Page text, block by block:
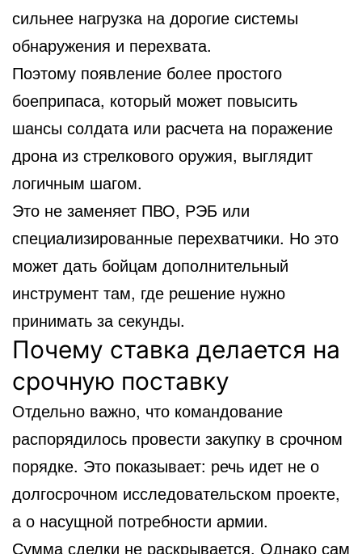
сильнее нагрузка на дорогие системы
обнаружения и перехвата.
Поэтому появление более простого
боеприпаса, который может повысить
шансы солдата или расчета на поражение
дрона из стрелкового оружия, выглядит
логичным шагом.
Это не заменяет ПВО, РЭБ или
специализированные перехватчики. Но это
может дать бойцам дополнительный
инструмент там, где решение нужно
принимать за секунды.
Почему ставка делается на
срочную поставку
Отдельно важно, что командование
распорядилось провести закупку в срочном
порядке. Это показывает: речь идет не о
долгосрочном исследовательском проекте,
а о насущной потребности армии.
Сумма сделки не раскрывается. Однако сам